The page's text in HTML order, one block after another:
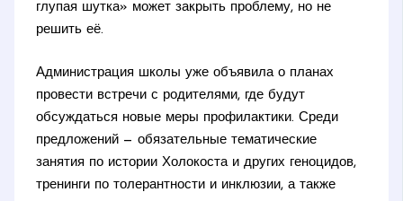
глупая шутка» может закрыть проблему, но не
решить её.
Администрация школы уже объявила о планах
провести встречи с родителями, где будут
обсуждаться новые меры профилактики. Среди
предложений — обязательные тематические
занятия по истории Холокоста и других геноцидов,
тренинги по толерантности и инклюзии, а также